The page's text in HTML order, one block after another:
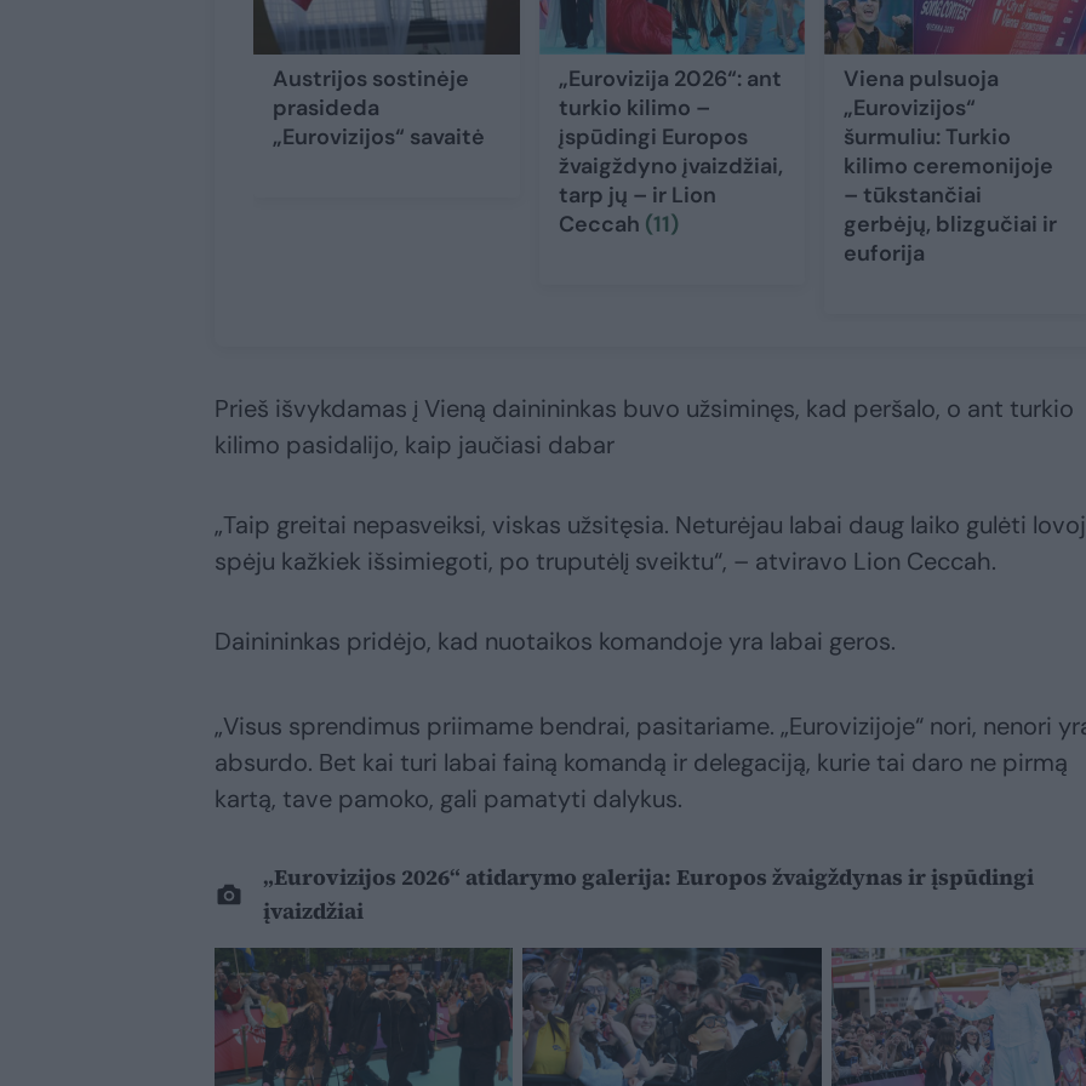
Austrijos sostinėje
prasideda
„Eurovizijos“ savaitė
„Eurovizija 2026“: ant
turkio kilimo –
įspūdingi Europos
žvaigždyno įvaizdžiai,
tarp jų – ir Lion
Ceccah (11)
Viena pulsuoja
„Eurovizijos“
šurmuliu: Turkio
kilimo ceremonijoje
– tūkstančiai
gerbėjų, blizgučiai ir
euforija
Prieš išvykdamas į Vieną dainininkas buvo užsiminęs, kad peršalo, o ant turkio
kilimo pasidalijo, kaip jaučiasi dabar
„Taip greitai nepasveiksi, viskas užsitęsia. Neturėjau labai daug laiko gulėti
spėju kažkiek išsimiegoti, po truputėlį sveiktu“, – atviravo Lion Ceccah.
Dainininkas pridėjo, kad nuotaikos komandoje yra labai geros.
„Visus sprendimus priimame bendrai, pasitariame. „Eurovizijoje“ nori, nenori
absurdo. Bet kai turi labai fainą komandą ir delegaciją, kurie tai daro ne pirmą
kartą, tave pamoko, gali pamatyti dalykus.
„Eurovizijos 2026“ atidarymo galerija: Europos žvaigždynas ir įspūdingi
įvaizdžiai